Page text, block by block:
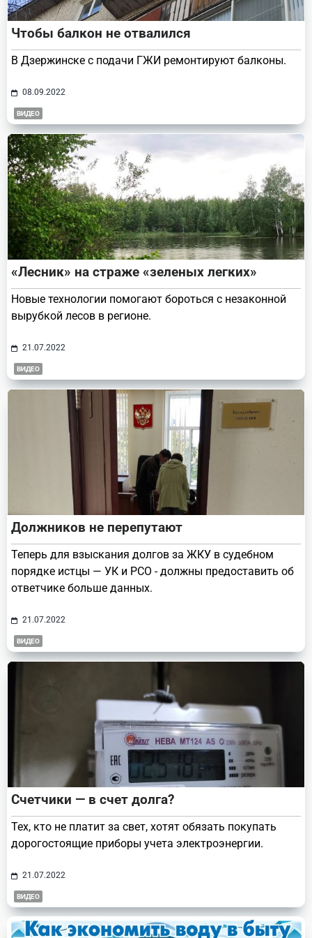
Чтобы балкон не отвалился
В Дзержинске с подачи ГЖИ ремонтируют балконы.
08.09.2022
ВИДЕО
«Лесник» на страже «зеленых легких»
Новые технологии помогают бороться с незаконной
вырубкой лесов в регионе.
21.07.2022
ВИДЕО
Должников не перепутают
Теперь для взыскания долгов за ЖКУ в судебном
порядке истцы — УК и РСО - должны предоставить об
ответчике больше данных.
21.07.2022
ВИДЕО
Счетчики — в счет долга?
Тех, кто не платит за свет, хотят обязать покупать
дорогостоящие приборы учета электроэнергии.
21.07.2022
ВИДЕО